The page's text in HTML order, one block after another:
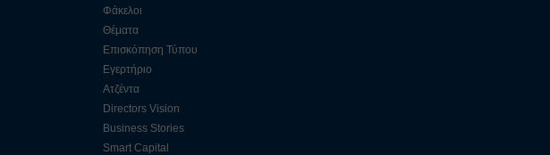
Φάκελοι
Θέματα
Επισκόπηση Τύπου
Εγερτήριο
Ατζέντα
Directors Vision
Business Stories
Smart Capital